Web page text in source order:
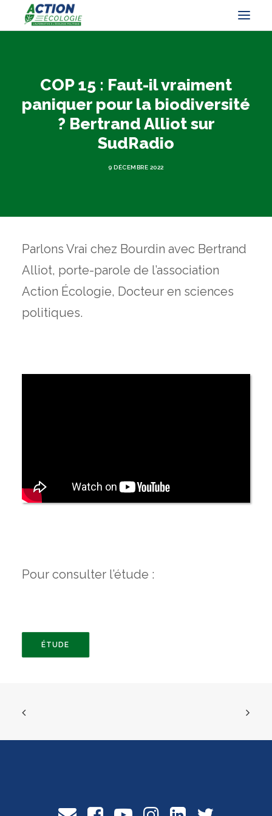
COP 15 : Faut-il vraiment
paniquer pour la biodiversité
? Bertrand Alliot sur
SudRadio
9 DÉCEMBRE 2022
Parlons Vrai chez Bourdin avec Bertrand
Alliot, porte-parole de l’association
Action Écologie, Docteur en sciences
politiques.
Pour consulter l’étude :
ÉTUDE